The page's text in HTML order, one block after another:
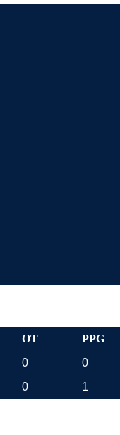
OT PPG
0 0
0 1